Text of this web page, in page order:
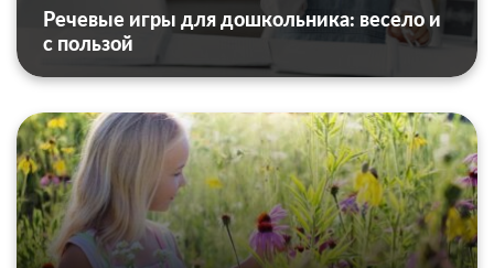
Речевые игры для дошкольника: весело и
с пользой